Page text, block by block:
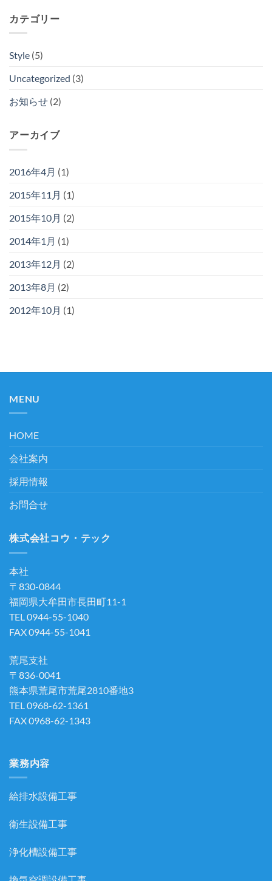
カテゴリー
Style (5)
Uncategorized (3)
お知らせ (2)
アーカイブ
2016年4月 (1)
2015年11月 (1)
2015年10月 (2)
2014年1月 (1)
2013年12月 (2)
2013年8月 (2)
2012年10月 (1)
MENU
HOME
会社案内
採用情報
お問合せ
株式会社コウ・テック
本社
〒830-0844
福岡県大牟田市長田町11-1
TEL 0944-55-1040
FAX 0944-55-1041
荒尾支社
〒836-0041
熊本県荒尾市荒尾2810番地3
TEL 0968-62-1361
FAX 0968-62-1343
業務内容
給排水設備工事
衛生設備工事
浄化槽設備工事